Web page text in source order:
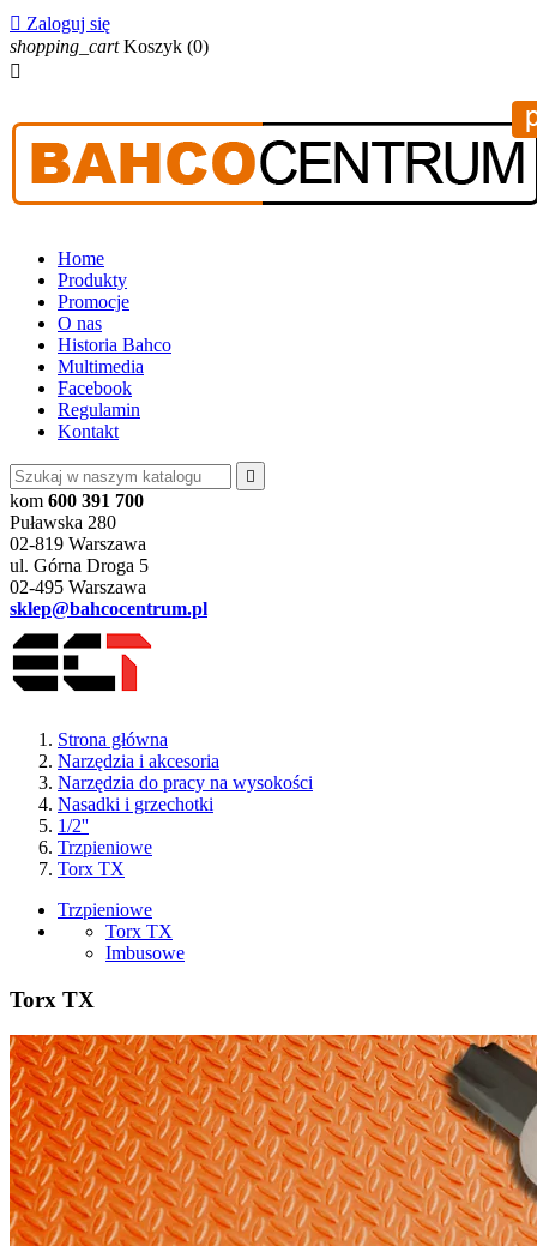
 Zaloguj się
shopping_cart Koszyk (0)

Home
Produkty
Promocje
O nas
Historia Bahco
Multimedia
Facebook
Regulamin
Kontakt

kom 600 391 700
Puławska 280
02-819 Warszawa
ul. Górna Droga 5
02-495 Warszawa
sklep@bahcocentrum.pl
Strona główna
Narzędzia i akcesoria
Narzędzia do pracy na wysokości
Nasadki i grzechotki
1/2''
Trzpieniowe
Torx TX
Trzpieniowe
Torx TX
Imbusowe
Torx TX